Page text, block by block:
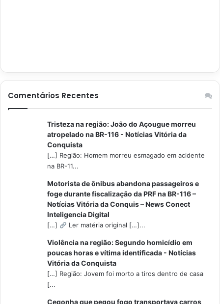
Comentários Recentes
Tristeza na região: João do Açougue morreu
atropelado na BR-116 - Notícias Vitória da
Conquista
[…] Região: Homem morreu esmagado em acidente
na BR-11...
Motorista de ônibus abandona passageiros e
foge durante fiscalização da PRF na BR-116 –
Notícias Vitória da Conquis – News Conect
Inteligencia Digital
[…] Ler matéria original […]...
Violência na região: Segundo homicídio em
poucas horas e vítima identificada - Notícias
Vitória da Conquista
[…] Região: Jovem foi morto a tiros dentro de casa
[...
Cegonha que pegou fogo transportava carros